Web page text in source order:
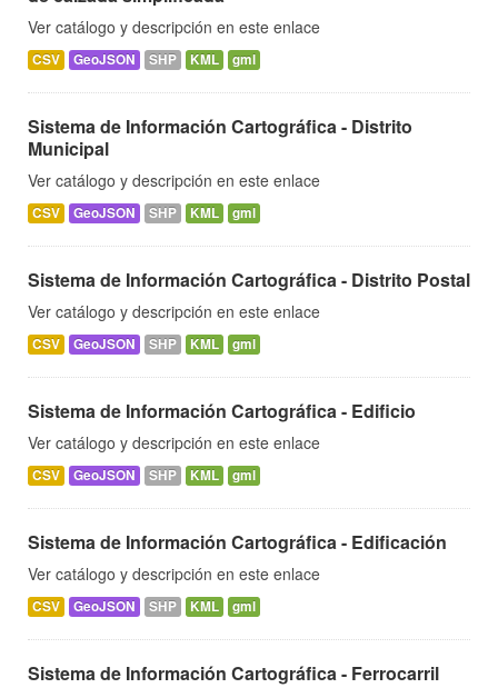
Ver catálogo y descripción en este enlace
CSV GeoJSON SHP KML gml
Sistema de Información Cartográfica - Distrito
Municipal
Ver catálogo y descripción en este enlace
CSV GeoJSON SHP KML gml
Sistema de Información Cartográfica - Distrito Postal
Ver catálogo y descripción en este enlace
CSV GeoJSON SHP KML gml
Sistema de Información Cartográfica - Edificio
Ver catálogo y descripción en este enlace
CSV GeoJSON SHP KML gml
Sistema de Información Cartográfica - Edificación
Ver catálogo y descripción en este enlace
CSV GeoJSON SHP KML gml
Sistema de Información Cartográfica - Ferrocarril